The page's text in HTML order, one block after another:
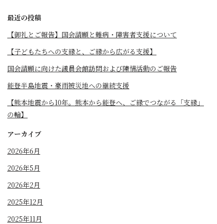
最近の投稿
【御礼とご報告】国会請願と難病・障害者支援について
【子どもたちへの支縁と、ご縁から広がる支援】
国会請願に向けた議員会館訪問および陳情活動のご報告
能登半島地震・豪雨被災地への継続支援
【熊本地震から10年。熊本から能登へ、ご縁でつながる「支縁」
の輪】
アーカイブ
2026年6月
2026年5月
2026年2月
2025年12月
2025年11月